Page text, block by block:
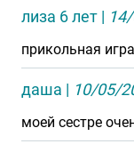
лиза 6 лет |
прикольная
даша | 10/05/
моей сестре